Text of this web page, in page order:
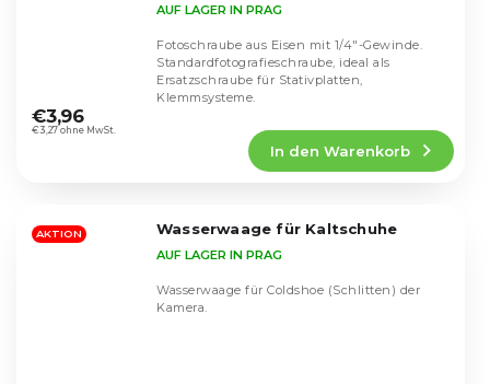
durchschnittliche
Produktbewertung
Sternen.
AUF LAGER IN PRAG
€3,27 ohne MwSt.
€3,96
In den Warenkorb
Fotoschraube aus Eisen mit 1/4"-Gewinde.
Standardfotografieschraube, ideal als
Ersatzschraube für Stativplatten,
Klemmsysteme.
AKTION Wasserwaage für Kaltschuhe
AUF LAGER IN PRAG
Wasserwaage für Coldshoe (Schlitten) der
Kamera.